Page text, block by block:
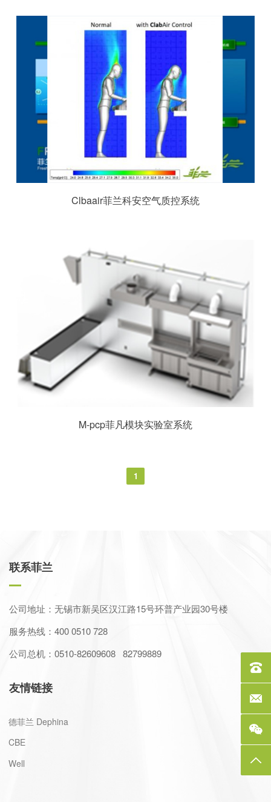
Clbaair菲兰科安空气质控系统
M-pcp菲凡模块实验室系统
1
联系菲兰
公司地址：无锡市新吴区汉江路15号环普产业园30号楼
服务热线：400 0510 728
公司总机：0510-82609608 82799889
友情链接
德菲兰 Dephina
CBE
Well
服务
联系
返回